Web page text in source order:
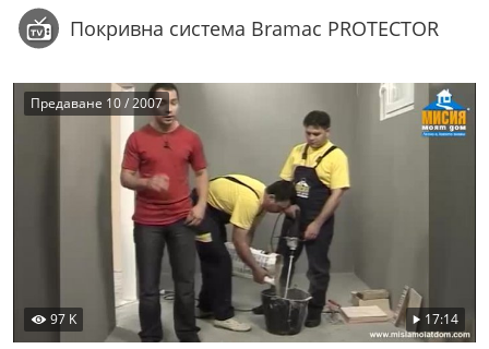
Покривна система Bramac PROTECTOR
97 K 17:14
Предаване 10 / 2007